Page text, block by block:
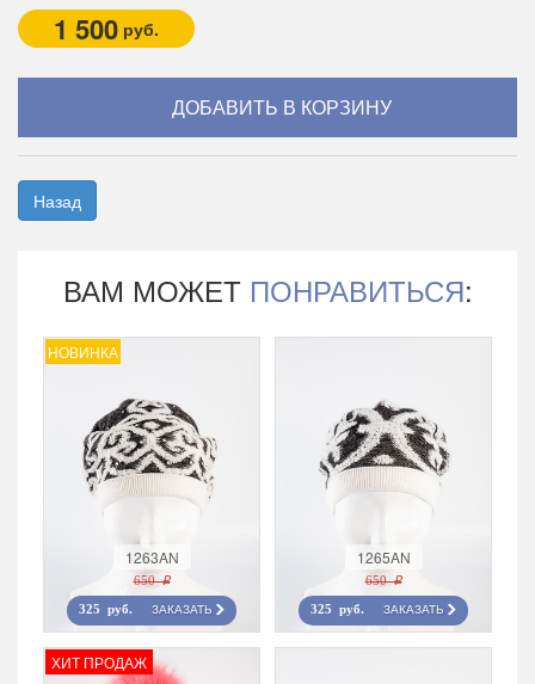
1 500 руб.
Назад
ВАМ МОЖЕТ ПОНРАВИТЬСЯ:
НОВИНКА
1263AN
650 r
325 руб. ЗАКАЗАТЬ
1265AN
650 r
325 руб. ЗАКАЗАТЬ
ХИТ ПРОДАЖ